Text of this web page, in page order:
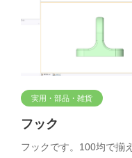
実用・部品・雑貨
フック
フックです。100均で揃